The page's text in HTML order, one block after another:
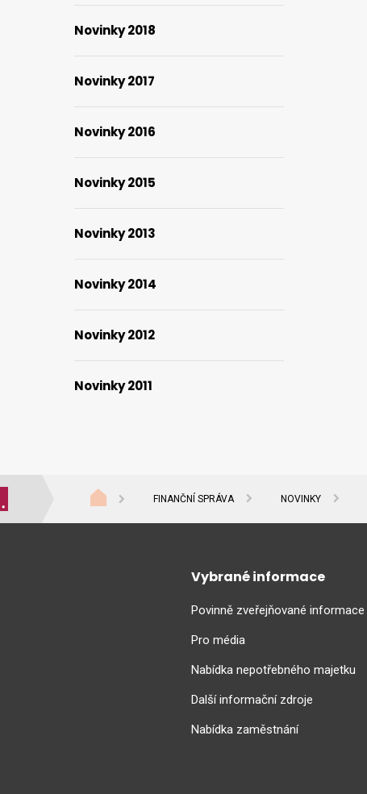
Novinky 2018
Novinky 2017
Novinky 2016
Novinky 2015
Novinky 2013
Novinky 2014
Novinky 2012
Novinky 2011
FINANČNÍ SPRÁVA NOVINKY
Vybrané informace
Povinně zveřejňované informace
Pro média
Nabídka nepotřebného majetku
Další informační zdroje
Nabídka zaměstnání